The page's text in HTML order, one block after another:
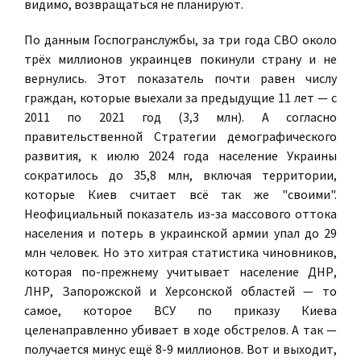
видимо, возвращаться не планируют.
По данным Госпогранслужбы, за три года СВО около
трёх миллионов украинцев покинули страну и не
вернулись. Этот показатель почти равен числу
граждан, которые выехали за предыдущие 11 лет — с
2011 по 2021 год (3,3 млн). А согласно
правительственной Стратегии демографического
развития, к июлю 2024 года население Украины
сократилось до 35,8 млн, включая территории,
которые Киев считает всё так же "своими".
Неофициальный показатель из-за массового оттока
населения и потерь в украинской армии упал до 29
млн человек. Но это хитрая статистика чиновников,
которая по-прежнему учитывает население ДНР,
ЛНР, Запорожской и Херсонской областей — то
самое, которое ВСУ по приказу Киева
целенаправленно убивает в ходе обстрелов. А так —
получается минус ещё 8-9 миллионов. Вот и выходит,